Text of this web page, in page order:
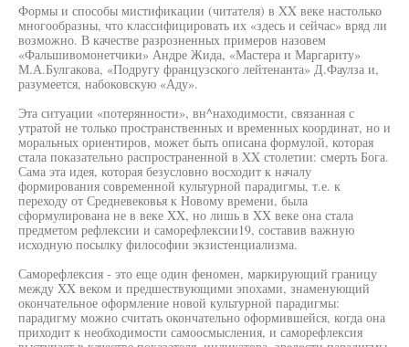
Формы и способы мистификации (читателя) в XX веке настолько
многообразны, что классифицировать их «здесь и сейчас» вряд ли
возможно. В качестве разрозненных примеров назовем
«Фальшивомонетчики» Андре Жида, «Мастера и Маргариту»
М.А.Булгакова, «Подругу французского лейтенанта» Д.Фаулза и,
разумеется, набоковскую «Аду».
Эта ситуации «потерянности», вн^находимости, связанная с
утратой не только пространственных и временных координат, но и
моральных ориентиров, может быть описана формулой, которая
стала показательно распространенной в XX столетии: смерть Бога.
Сама эта идея, которая безусловно восходит к началу
формирования современной культурной парадигмы, т.е. к
переходу от Средневековья к Новому времени, была
сформулирована не в веке XX, но лишь в XX веке она стала
предметом рефлексии и саморефлексии19, составив важную
исходную посылку философии экзистенциализма.
Саморефлексия - это еще один феномен, маркирующий границу
между XX веком и предшествующими эпохами, знаменующий
окончательное оформление новой культурной парадигмы:
парадигму можно считать окончательно оформившейся, когда она
приходит к необходимости самоосмысления, и саморефлексия